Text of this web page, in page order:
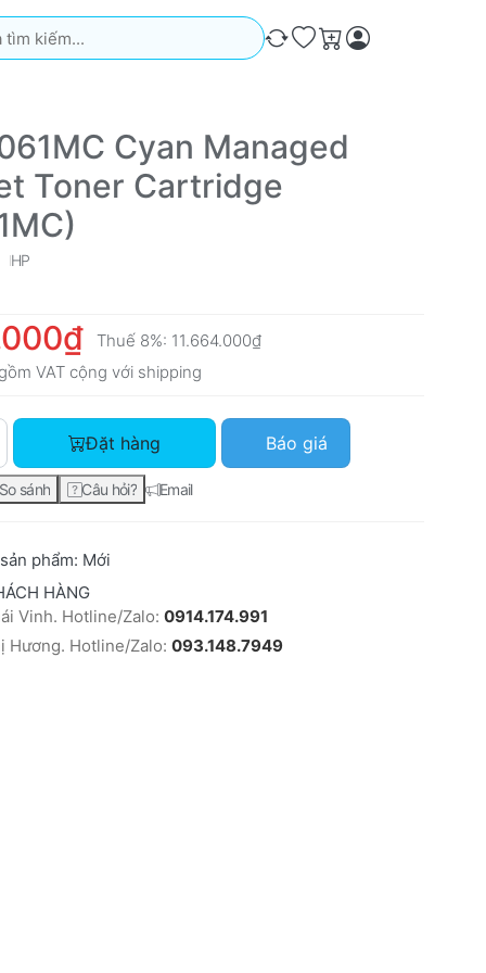
Kết quả sẽ tự động xuất hiện khi bạn nhập. Nhấn phím
So sánh
Ưa thích
Giỏ hàng
Cyan Managed
Toner Cartridge
HP
Thuế 8%: 11.664.000₫
VAT cộng với shipping
HP W9061MC Cyan Managed LaserJet Toner Cartridge
Đặt hàng Báo giá
So sánh Câu hỏi? Email
phẩm: Mới
HÀNG
Vinh. Hotline/Zalo: 0914.174.991
Hương. Hotline/Zalo: 093.148.7949